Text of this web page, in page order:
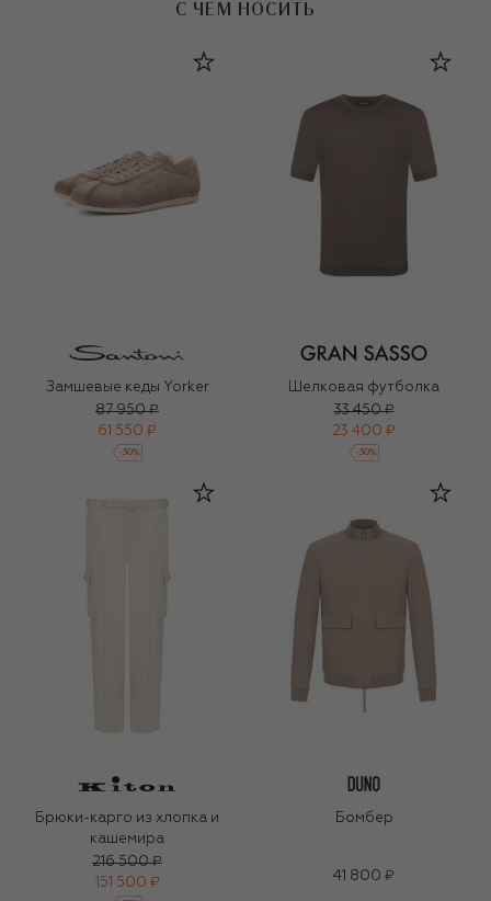
С ЧЕМ НОСИТЬ
Замшевые кеды Yorker
87 950 ₽
61 550 ₽
-30%
Шелковая футболка
33 450 ₽
23 400 ₽
-30%
Брюки-карго из хлопка и
кашемира
216 500 ₽
151 500 ₽
Бомбер
41 800 ₽